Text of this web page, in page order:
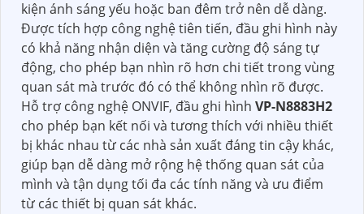
kiện ánh sáng yếu hoặc ban đêm trở nên dễ dàng.
Được tích hợp công nghệ tiên tiến, đầu ghi hình này
có khả năng nhận diện và tăng cường độ sáng tự
động, cho phép bạn nhìn rõ hơn chi tiết trong vùng
quan sát mà trước đó có thể không nhìn rõ được.
Hỗ trợ công nghệ ONVIF, đầu ghi hình VP-N8883H2
cho phép bạn kết nối và tương thích với nhiều thiết
bị khác nhau từ các nhà sản xuất đáng tin cậy khác,
giúp bạn dễ dàng mở rộng hệ thống quan sát của
mình và tận dụng tối đa các tính năng và ưu điểm
từ các thiết bị quan sát khác.